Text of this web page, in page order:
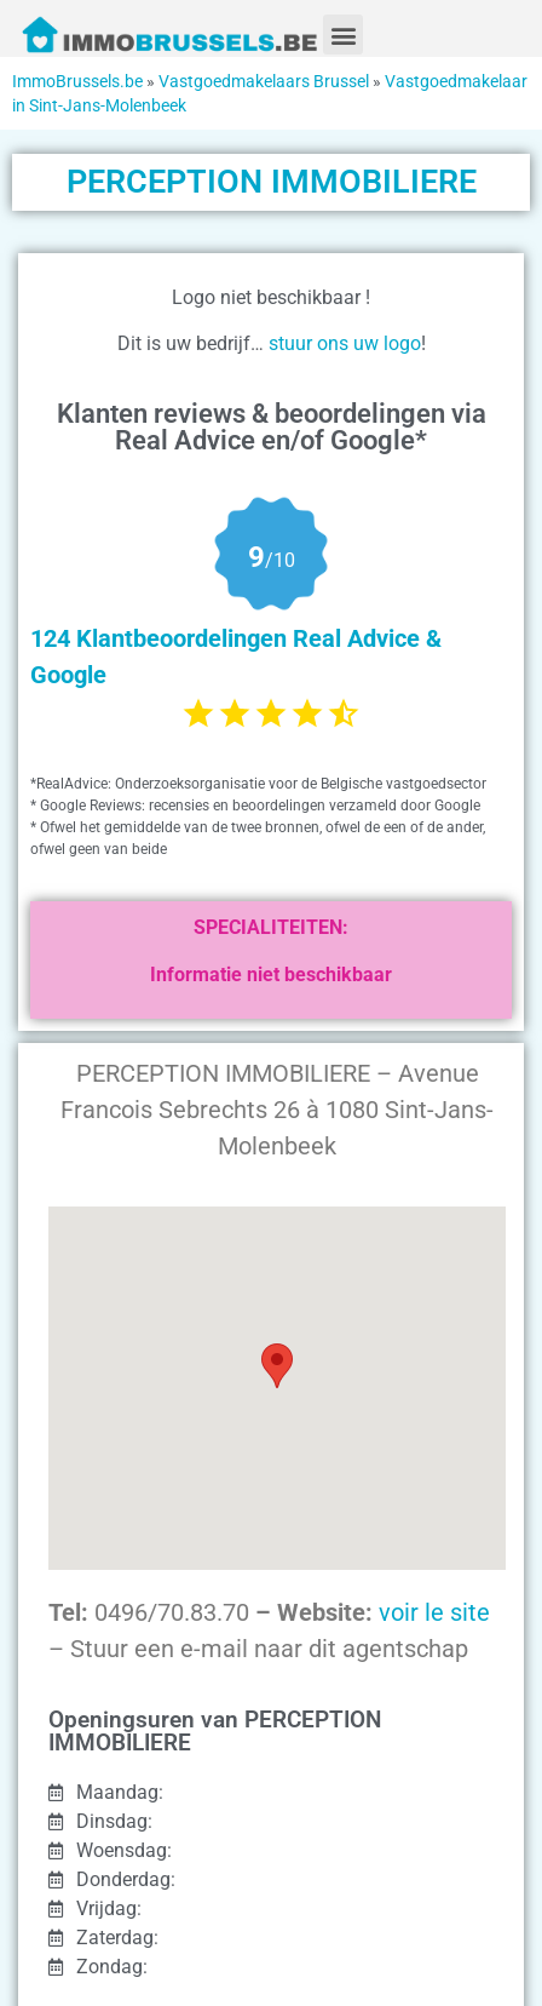
ImmoBrussels.be » Vastgoedmakelaars Brussel » Vastgoedmakelaar
in Sint-Jans-Molenbeek
PERCEPTION IMMOBILIERE
PERCEPTION IMMOBILIERE – Avenue
Francois Sebrechts 26 à 1080 Sint-Jans-
Molenbeek
Tel: 0496/70.83.70 – Website: voir le site
– Stuur een e-mail naar dit agentschap
Openingsuren van PERCEPTION
IMMOBILIERE
Maandag:
Dinsdag:
Woensdag:
Donderdag:
Vrijdag:
Zaterdag:
Zondag:
Logo niet beschikbaar !
Dit is uw bedrijf… stuur ons uw logo!
Klanten reviews & beoordelingen via
Real Advice en/of Google*
9/10
124 Klantbeoordelingen Real Advice &
Google
*RealAdvice: Onderzoeksorganisatie voor de Belgische vastgoedsector
* Google Reviews: recensies en beoordelingen verzameld door Google
* Ofwel het gemiddelde van de twee bronnen, ofwel de een of de ander,
ofwel geen van beide
SPECIALITEITEN:
Informatie niet beschikbaar